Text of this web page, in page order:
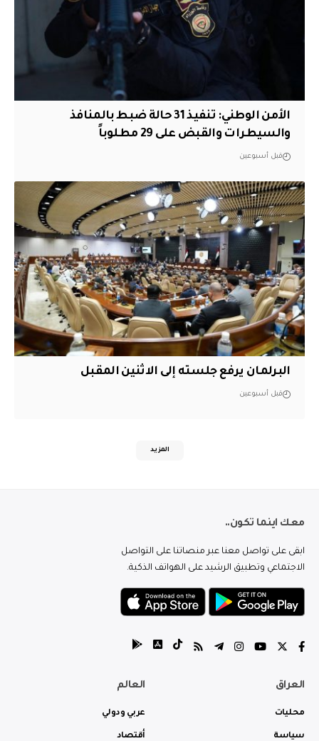
الأمن الوطني: تنفيذ 31 حالة ضبط بالمنافذ
والسيطرات والقبض على 29 مطلوباً
قبل أسبوعين
البرلمان يرفع جلسته إلى الاثنين المقبل
قبل أسبوعين
المزيد
معك اينما تكون..
ابقى على تواصل معنا عبر منصاتنا على التواصل
الاجتماعي وتطبيق الرشيد على الهواتف الذكية.
العراق
محليات
سياسة
العالم
عربي ودولي
أقتصاد